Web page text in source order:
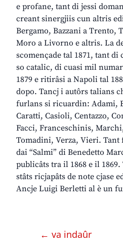
e profane, tant di jessi
creant sinergjiis cun altris
Bergamo, Bazzani a Trento,
Moro a Livorno e altris. La
scomençade tal 1871, tant
so catalic, di cuasi mil
1879 e ritirâsi a Napoli tal
dopo. Tancj i autôrs talians
furlans si ricuardin: Adami,
Caratti, Casioli, Centazzo,
Facci, Franceschinis,
Tomadini, Verza, Vieri. Tant
dai “Salmi” di Benedetto
publicâts tra il 1868 e il
stâts ricjapâts de note cjase
Ancje Luigi Berletti al è un
← va indaûr